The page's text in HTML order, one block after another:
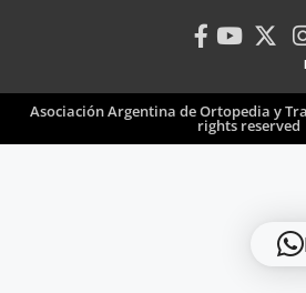
Asociación Argentina de Ortopedia y
rights reserved